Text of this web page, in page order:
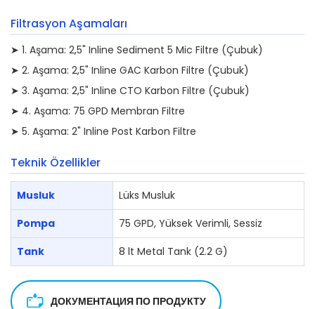
Filtrasyon Aşamaları
➤ 1. Aşama: 2,5" Inline Sediment 5 Mic Filtre (Çubuk)
➤ 2. Aşama: 2,5" Inline GAC Karbon Filtre (Çubuk)
➤ 3. Aşama: 2,5" Inline CTO Karbon Filtre (Çubuk)
➤ 4. Aşama: 75 GPD Membran Filtre
➤ 5. Aşama: 2" Inline Post Karbon Filtre
Teknik Özellikler
Musluk
Lüks Musluk
Pompa
75 GPD, Yüksek Verimli, Sessiz
Tank
8 lt Metal Tank (2.2 G)
ДОКУМЕНТАЦИЯ ПО ПРОДУКТУ